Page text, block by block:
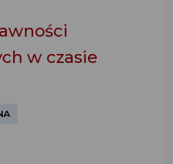
w czasie